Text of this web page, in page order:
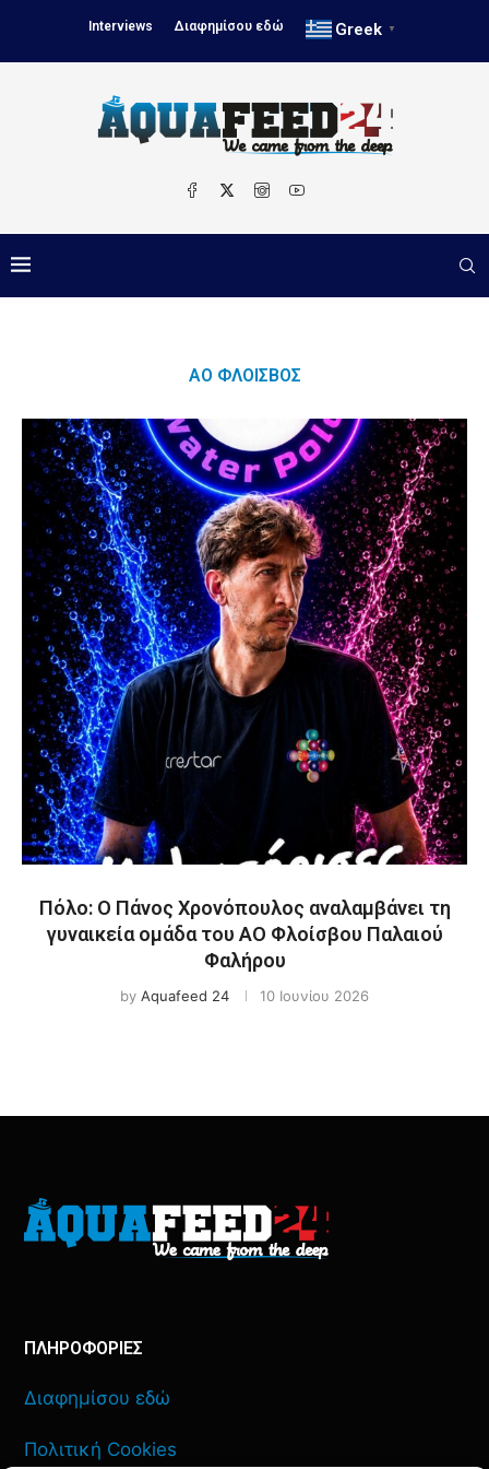
Interviews Διαφημίσου εδώ Greek ▼
ΑΟ ΦΛΟΊΣΒΟΣ
Πόλο: Ο Πάνος Χρονόπουλος αναλαμβάνει τη
γυναικεία ομάδα του ΑΟ Φλοίσβου Παλαιού
Φαλήρου
by Aquafeed 24 10 Ιουνίου 2026
ΠΛΗΡΟΦΟΡΙΕΣ
Διαφημίσου εδώ
Πολιτική Cookies